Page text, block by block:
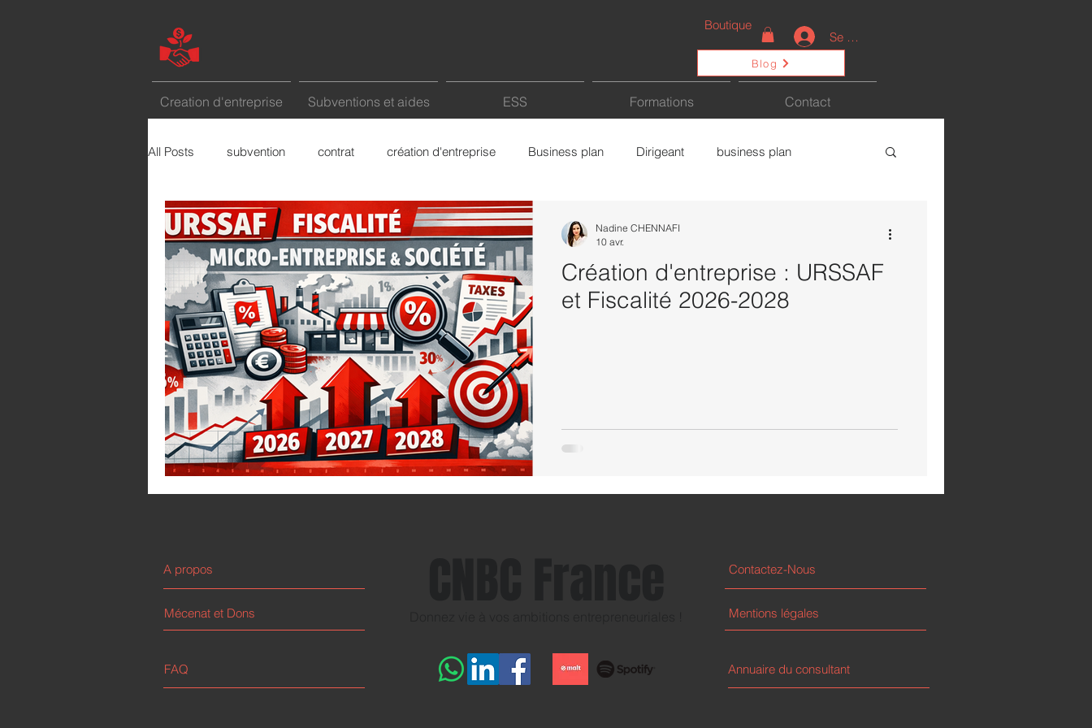
Se connecter
Boutique
Blog
Creation d'entreprise Subventions et aides ESS Formations Contact
All Posts subvention contrat création d'entreprise Business plan Dirigeant business plan
marketing etude de marché Fiscalité Intelligence Artificielle (IA)
Le mot de la semaine commerce Bâtiment économie sociale et solidaire
Création d'entreprise : URSSAF
et Fiscalité 2026-2028
Nadine CHENNAFI
10 avr.
A propos
Mécenat et Dons
FAQ
Contactez-Nous
Mentions légales
Annuaire du consultant